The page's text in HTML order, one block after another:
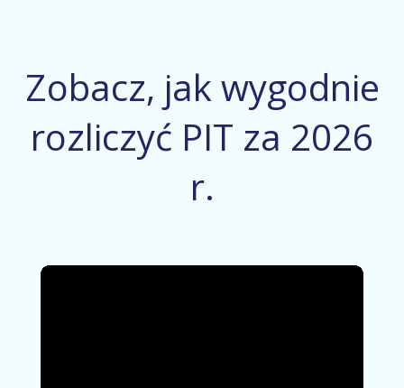
Zobacz, jak wygodnie
rozliczyć PIT za 2026
r.